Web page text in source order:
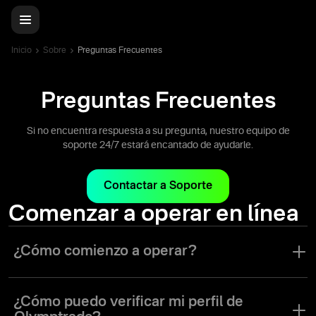
Inicio Sobre Preguntas Frecuentes
Preguntas Frecuentes
Si no encuentra respuesta a su pregunta, nuestro equipo de
soporte 24/7 estará encantado de ayudarle.
Contactar a Soporte
Comenzar a operar en línea
¿Cómo comienzo a operar?
en la plataforma, hacer un depósito mínimo de 10 dólares o euros,
elegir un instrumento de trading con el cual operar, elegir el
¿Cómo puedo verificar mi perfil de